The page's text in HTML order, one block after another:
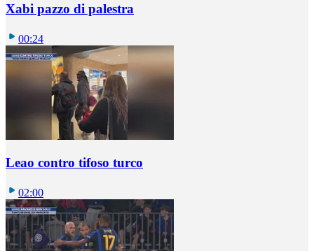
Xabi pazzo di palestra
00:24
Leao contro tifoso turco
02:00